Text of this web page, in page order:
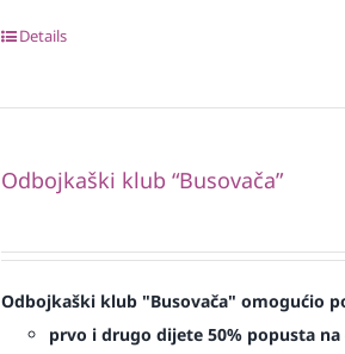
Details
Odbojkaški klub “Busovača”
Odbojkaški klub "Busovača" omogućio
prvo i drugo dijete 50% popusta na